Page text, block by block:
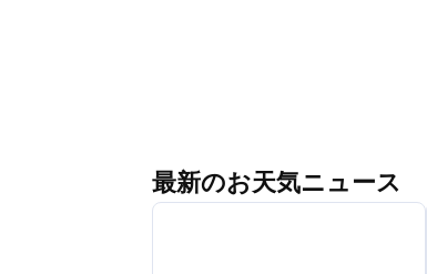
最新のお天気ニュース